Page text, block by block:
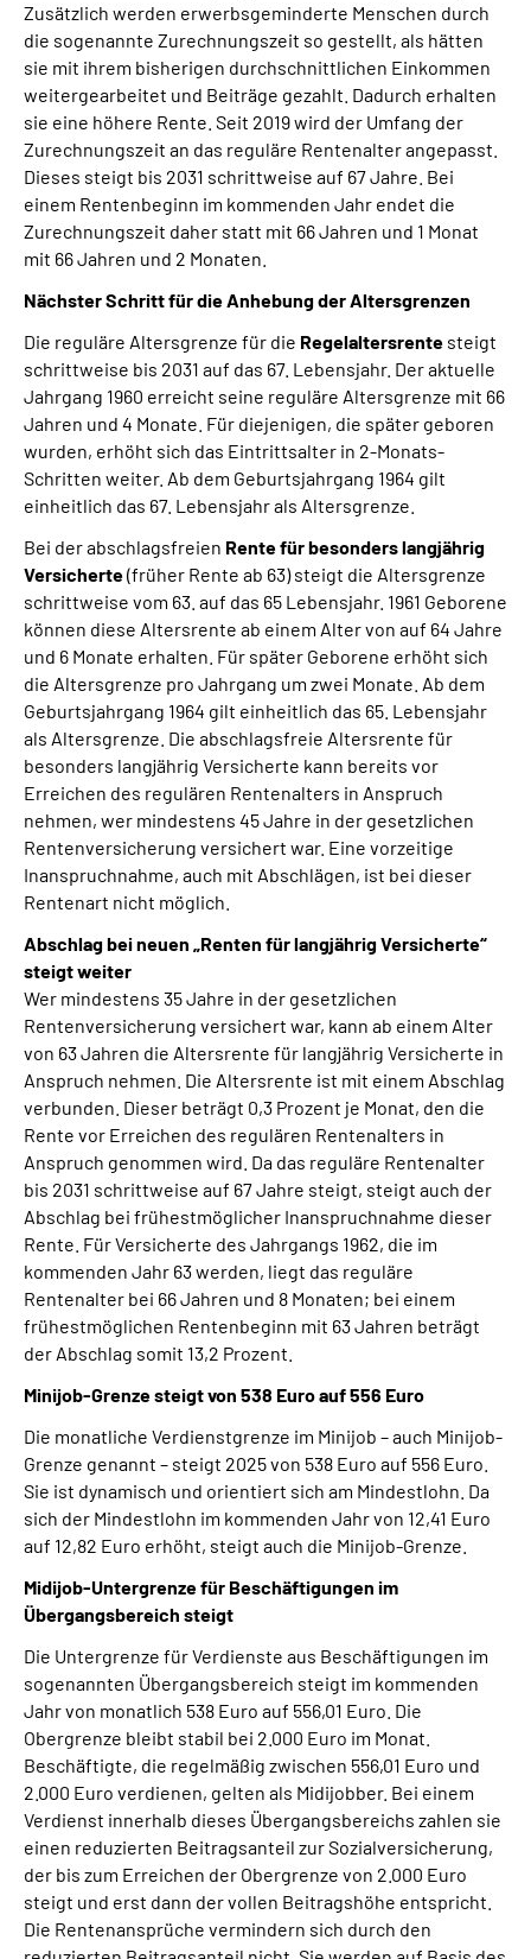
Zusätzlich werden erwerbsgeminderte Menschen durch
die sogenannte Zurechnungszeit so gestellt, als hätten
sie mit ihrem bisherigen durchschnittlichen Einkommen
weitergearbeitet und Beiträge gezahlt. Dadurch erhalten
sie eine höhere Rente. Seit 2019 wird der Umfang der
Zurechnungszeit an das reguläre Rentenalter angepasst.
Dieses steigt bis 2031 schrittweise auf 67 Jahre. Bei
einem Rentenbeginn im kommenden Jahr endet die
Zurechnungszeit daher statt mit 66 Jahren und 1 Monat
mit 66 Jahren und 2 Monaten.
Nächster Schritt für die Anhebung der Altersgrenzen
Die reguläre Altersgrenze für die Regelaltersrente steigt
schrittweise bis 2031 auf das 67. Lebensjahr. Der aktuelle
Jahrgang 1960 erreicht seine reguläre Altersgrenze mit 66
Jahren und 4 Monate. Für diejenigen, die später geboren
wurden, erhöht sich das Eintrittsalter in 2-Monats-
Schritten weiter. Ab dem Geburtsjahrgang 1964 gilt
einheitlich das 67. Lebensjahr als Altersgrenze.
Bei der abschlagsfreien Rente für besonders langjährig
Versicherte(früher Rente ab 63) steigt die Altersgrenze
schrittweise vom 63. auf das 65 Lebensjahr. 1961 Geborene
können diese Altersrente ab einem Alter von auf 64 Jahre
und 6 Monate erhalten. Für später Geborene erhöht sich
die Altersgrenze pro Jahrgang um zwei Monate. Ab dem
Geburtsjahrgang 1964 gilt einheitlich das 65. Lebensjahr
als Altersgrenze. Die abschlagsfreie Altersrente für
besonders langjährig Versicherte kann bereits vor
Erreichen des regulären Rentenalters in Anspruch
nehmen, wer mindestens 45 Jahre in der gesetzlichen
Rentenversicherung versichert war. Eine vorzeitige
Inanspruchnahme, auch mit Abschlägen, ist bei dieser
Rentenart nicht möglich.
Abschlag bei neuen „Renten für langjährig Versicherte“
steigt weiter
Wer mindestens 35 Jahre in der gesetzlichen
Rentenversicherung versichert war, kann ab einem Alter
von 63 Jahren die Altersrente für langjährig Versicherte in
Anspruch nehmen. Die Altersrente ist mit einem Abschlag
verbunden. Dieser beträgt 0,3 Prozent je Monat, den die
Rente vor Erreichen des regulären Rentenalters in
Anspruch genommen wird. Da das reguläre Rentenalter
bis 2031 schrittweise auf 67 Jahre steigt, steigt auch der
Abschlag bei frühestmöglicher Inanspruchnahme dieser
Rente. Für Versicherte des Jahrgangs 1962, die im
kommenden Jahr 63 werden, liegt das reguläre
Rentenalter bei 66 Jahren und 8 Monaten; bei einem
frühestmöglichen Rentenbeginn mit 63 Jahren beträgt
der Abschlag somit 13,2 Prozent.
Minijob-Grenze steigt von 538 Euro auf 556 Euro
Die monatliche Verdienstgrenze im Minijob – auch Minijob-
Grenze genannt – steigt 2025 von 538 Euro auf 556 Euro.
Sie ist dynamisch und orientiert sich am Mindestlohn. Da
sich der Mindestlohn im kommenden Jahr von 12,41 Euro
auf 12,82 Euro erhöht, steigt auch die Minijob-Grenze.
Midijob-Untergrenze für Beschäftigungen im
Übergangsbereich steigt
Die Untergrenze für Verdienste aus Beschäftigungen im
sogenannten Übergangsbereich steigt im kommenden
Jahr von monatlich 538 Euro auf 556,01 Euro. Die
Obergrenze bleibt stabil bei 2.000 Euro im Monat.
Beschäftigte, die regelmäßig zwischen 556,01 Euro und
2.000 Euro verdienen, gelten als Midijobber. Bei einem
Verdienst innerhalb dieses Übergangsbereichs zahlen sie
einen reduzierten Beitragsanteil zur Sozialversicherung,
der bis zum Erreichen der Obergrenze von 2.000 Euro
steigt und erst dann der vollen Beitragshöhe entspricht.
Die Rentenansprüche vermindern sich durch den